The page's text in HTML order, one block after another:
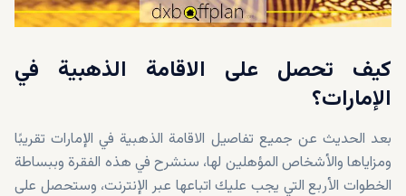
كيف تحصل على الاقامة الذهبية في
الإمارات؟
بعد الحديث عن جميع تفاصيل الاقامة الذهبية في الإمارات تقريبًا
ومزاياها والأشخاص المؤهلين لها، سنشرح في هذه الفقرة وببساطة
الخطوات الأربع التي يجب عليك اتباعها عبر الإنترنت، وستحصل على